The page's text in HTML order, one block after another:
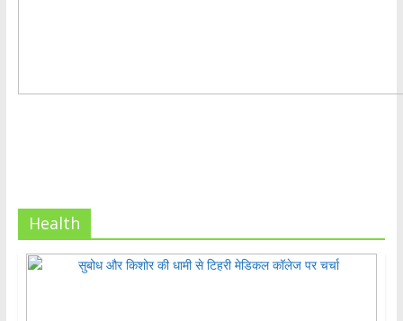
Health